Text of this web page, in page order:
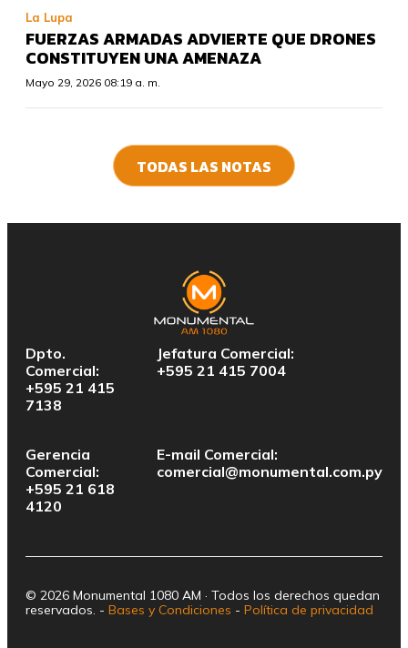
La Lupa
FUERZAS ARMADAS ADVIERTE QUE DRONES
CONSTITUYEN UNA AMENAZA
Mayo 29, 2026 08:19 a. m.
TODAS LAS NOTAS
Dpto.
Comercial:
+595 21 415
7138
Jefatura Comercial:
+595 21 415 7004
Gerencia
Comercial:
+595 21 618
4120
E-mail Comercial:
comercial@monumental.com.py
© 2026 Monumental 1080 AM · Todos los derechos quedan
reservados. - Bases y Condiciones - Política de privacidad